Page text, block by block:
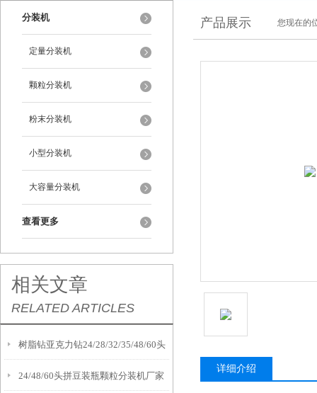
分装机
定量分装机
颗粒分装机
粉末分装机
小型分装机
大容量分装机
查看更多
相关文章
RELATED ARTICLES
树脂钻亚克力钻24/28/32/35/48/60头
颗粒分装机支持定制
24/48/60头拼豆装瓶颗粒分装机厂家
产品展示 您现在的
详细介绍